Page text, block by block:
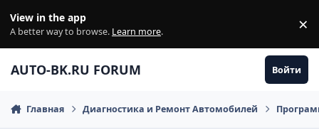
View in the app
A better way to browse. Learn more. ×
AUTO-BK.RU FORUM Войти
Главная Диагностика и Ремонт Автомобилей